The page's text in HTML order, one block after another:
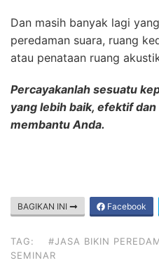
Dan masih banyak lagi
peredaman suara, ruang
atau penataan ruang
Percayakanlah sesuatu
yang lebih baik, efektif
membantu Anda.
BAGIKAN INI Facebook
TAG:
#JASA BIKIN
SEMINAR